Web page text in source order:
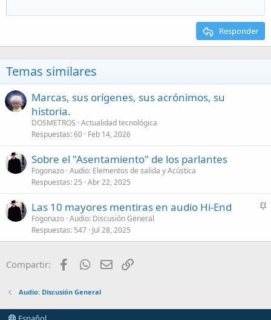
Responder
Temas similares
Marcas, sus orígenes, sus acrónimos, su
historia.
DOSMETROS Actualidad tecnológica
Respuestas 60 Feb 14, 2026
Sobre el "Asentamiento" de los parlantes
Fogonazo Audio: Elementos de salida y Acústica
Respuestas 25 Abr 22, 2025
A
l
Las 10 mayores mentiras en audio Hi-End
Fogonazo Audio: Discusión General
Respuestas 547 Jul 28, 2025
Compartir: FacebookWhatsApp
Email
Audio: Discusión General